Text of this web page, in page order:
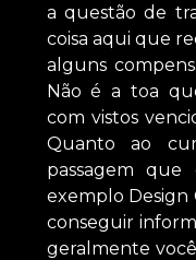
a questão de
coisa aqui que
alguns
Não é a toa
com vistos
Quanto ao
passagem que
exemplo Design
conseguir
geralmente